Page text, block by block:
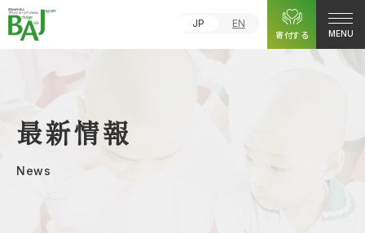
JP
EN
寄付する
MENU
最新情報
News